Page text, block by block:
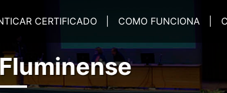
CERTIFICADO | COMO FUNCIONA |